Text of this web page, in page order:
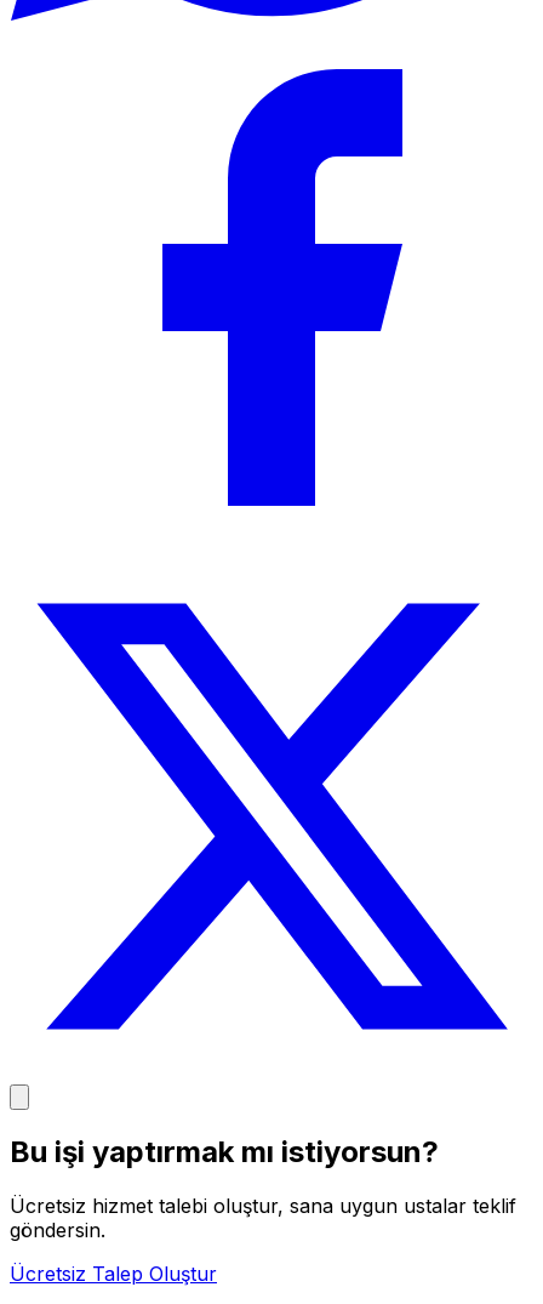
Bu işi yaptırmak mı istiyorsun?
Ücretsiz hizmet talebi oluştur, sana uygun ustalar teklif
göndersin.
Ücretsiz Talep Oluştur